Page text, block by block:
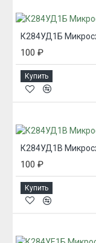
К284УД1Б
100 ₽
Купить
К284УД1В
100 ₽
Купить